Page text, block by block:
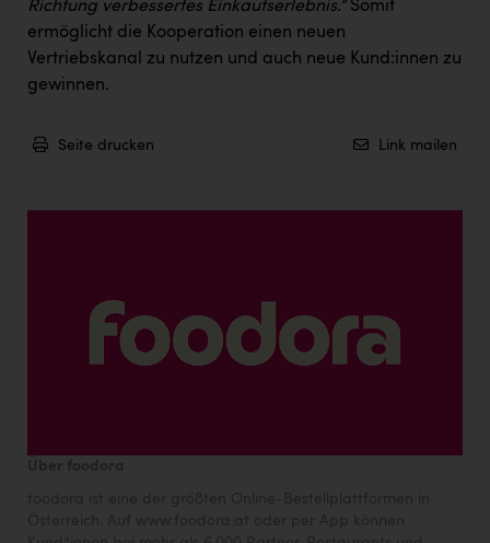
Dopgas
kunden basics
kontakt
Richtung verbessertes Einkaufserlebnis.“Somit
ermöglicht die Kooperation einen neuen
Vertriebskanal zu nutzen und auch neue Kund:innen zu
gewinnen.
Seite drucken Link mailen